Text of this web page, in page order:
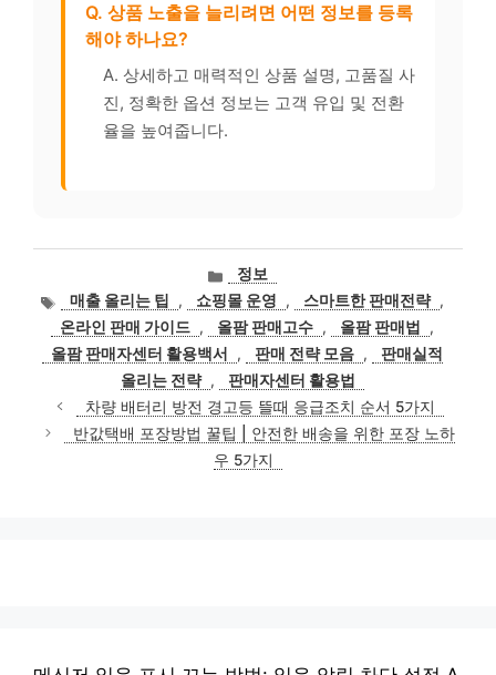
Q. 상품 노출을 늘리려면 어떤 정보를 등록
해야 하나요?
A. 상세하고 매력적인 상품 설명, 고품질 사
진, 정확한 옵션 정보는 고객 유입 및 전환
율을 높여줍니다.
카
테
고
리
정보
태
그
매출 올리는 팁 , 쇼핑몰 운영 , 스마트한 판매전략 ,
온라인 판매 가이드 , 올팜 판매고수 , 올팜 판매법
,
올팜 판매자센터 활용백서
, 판매 전략 모음 ,
판매실적
올리는 전략 ,
판매자센터 활용법
차량 배터리 방전 경고등 뜰때 응급조치 순서 5가지
반값택배 포장방법 꿀팁 | 안전한 배송을 위한 포장 노하
우 5가지